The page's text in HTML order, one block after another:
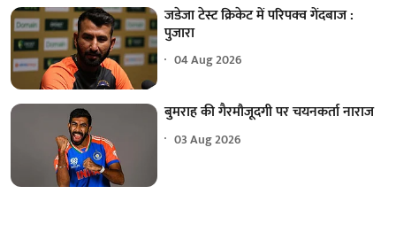
जडेजा टेस्ट क्रिकेट में परिपक्व गेंदबाज :
पुजारा
04 Aug 2026
बुमराह की गैरमौजूदगी पर चयनकर्ता नाराज
03 Aug 2026